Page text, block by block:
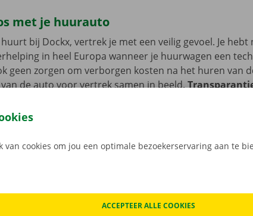
met je huurauto
bij Dockx, vertrek je met een veilig gevoel. Je hebt
in heel Europa wanneer je huurwagen een
geen zorgen om verborgen kosten na het huren van
de auto voor vertrek samen in beeld.
van cookies om jou een optimale bezoekerservaring aan te
ACCEPTEER ALLE COOKIES